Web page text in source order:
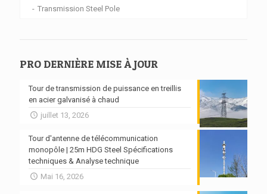
Transmission Steel Pole
PRO DERNIÈRE MISE À JOUR
Tour de transmission de puissance en treillis
en acier galvanisé à chaud
juillet 13, 2026
Tour d'antenne de télécommunication
monopôle | 25m HDG Steel Spécifications
techniques & Analyse technique
Mai 16, 2026